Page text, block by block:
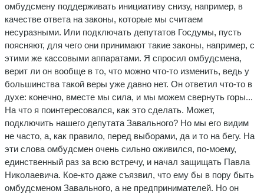
омбудсмену поддерживать инициативу снизу, например, в
качестве ответа на законы, которые мы считаем
несуразными. Или подключать депутатов Госдумы, пусть
поясняют, для чего они принимают такие законы, например, с
этими же кассовыми аппаратами. Я спросил омбудсмена,
верит ли он вообще в то, что можно что-то изменить, ведь у
большинства такой веры уже давно нет. Он ответил что-то в
духе: конечно, вместе мы сила, и мы можем свернуть горы...
На что я поинтересовался, как это сделать. Может,
подключить нашего депутата Завального? Но мы его видим
не часто, а, как правило, перед выборами, да и то на бегу. На
эти слова омбудсмен очень сильно оживился, по-моему,
единственный раз за всю встречу, и начал защищать Павла
Николаевича. Кое-кто даже съязвил, что ему бы в пору быть
омбудсменом Завального, а не предпринимателей. Но он